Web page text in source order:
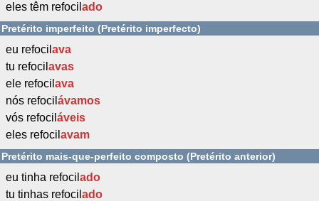
eles têm refocil ado
Pretérito imperfeito (Pretérito imperfecto)
eu refocil ava
tu refocil avas
ele refocil ava
nós refocil ávamos
vós refocil áveis
eles refocil avam
Pretérito mais-que-perfeito composto (Pretérito anterior)
eu tinha refocil ado
tu tinhas refocil ado